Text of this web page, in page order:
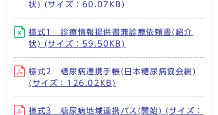
状) (サイズ：60.07KB)
様式1 診療情報提供書兼診療依頼書(紹介
状) (サイズ：59.50KB)
様式2 糖尿病連携手帳(日本糖尿病協会編)
(サイズ：126.02KB)
様式3 糖尿病地域連携パス(開始) (サイズ：